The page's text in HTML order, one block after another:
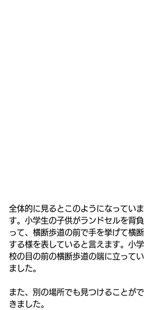
全体的に見るとこのようになっていま
す。小学生の子供がランドセルを背負
って、横断歩道の前で手を挙げて横断
する様を表していると言えます。小学
校の目の前の横断歩道の端に立ってい
ました。
また、別の場所でも見つけることがで
きました。